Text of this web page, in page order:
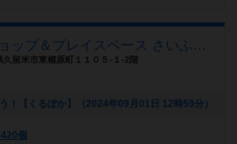
ボードゲームショップ＆プレイスペース さいふる[xi-full]
久留米市東櫛原町１１０５-１-2階
！【くるぽか】（2024年09月01日 12時59分）
個